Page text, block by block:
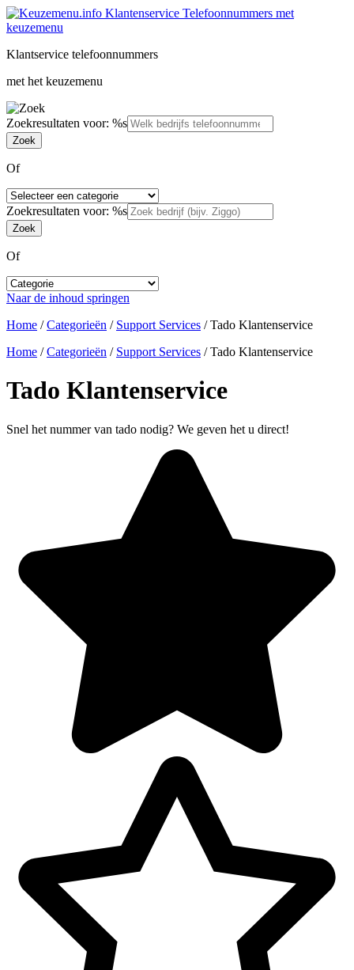
Klantservice telefoonnummers
met het keuzemenu
Zoekresultaten voor: %s
Of
Zoekresultaten voor: %s
Of
Naar de inhoud springen
Home /Categorieën / Support Services /Tado Klantenservice
Home /Categorieën / Support Services /Tado Klantenservice
Tado Klantenservice
Snel het nummer van tado nodig? We geven het u direct!